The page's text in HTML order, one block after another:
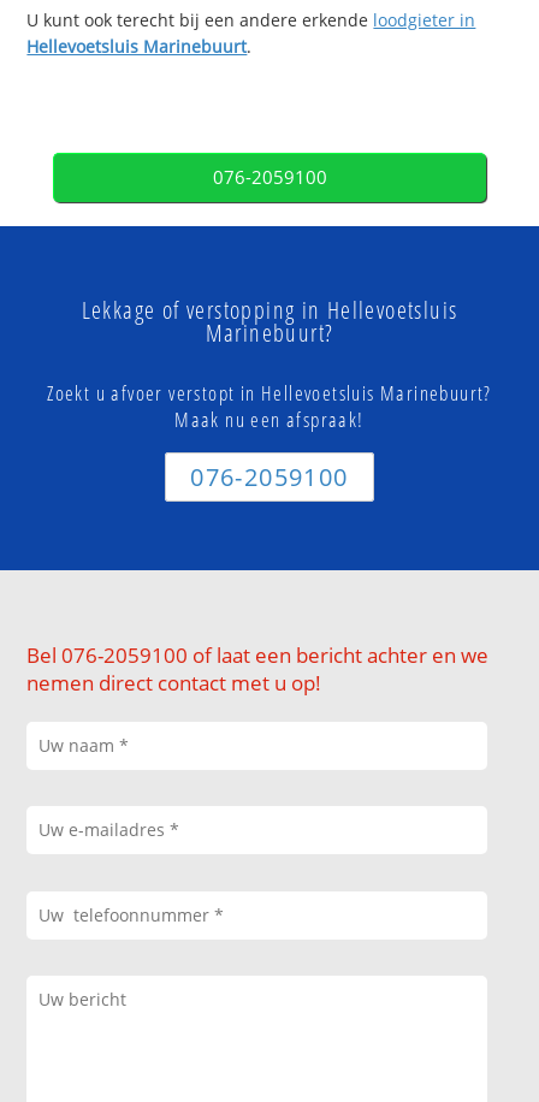
U kunt ook terecht bij een andere erkende loodgieter in
Hellevoetsluis Marinebuurt.
076-2059100
Lekkage of verstopping in Hellevoetsluis
Marinebuurt?
Zoekt u afvoer verstopt in Hellevoetsluis Marinebuurt?
Maak nu een afspraak!
076-2059100
Bel 076-2059100 of laat een bericht achter en we
nemen direct contact met u op!